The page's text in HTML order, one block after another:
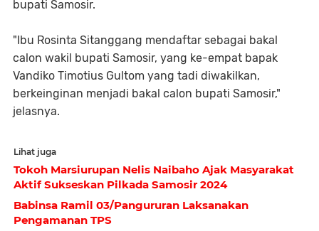
bupati Samosir.
"Ibu Rosinta Sitanggang mendaftar sebagai bakal
calon wakil bupati Samosir, yang ke-empat bapak
Vandiko Timotius Gultom yang tadi diwakilkan,
berkeinginan menjadi bakal calon bupati Samosir,"
jelasnya.
Lihat juga
Tokoh Marsiurupan Nelis Naibaho Ajak Masyarakat
Aktif Sukseskan Pilkada Samosir 2024
Babinsa Ramil 03/Pangururan Laksanakan
Pengamanan TPS